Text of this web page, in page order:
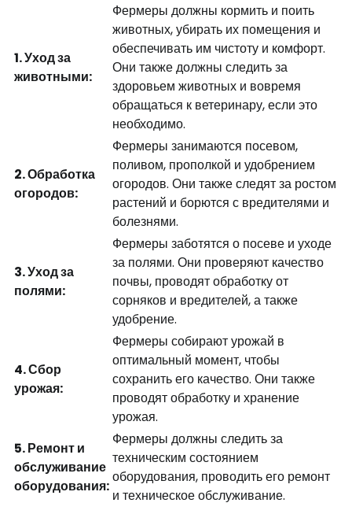
1. Уход за
животными:
Фермеры должны кормить и поить
животных, убирать их помещения и
обеспечивать им чистоту и комфорт.
Они также должны следить за
здоровьем животных и вовремя
обращаться к ветеринару, если это
необходимо.
2. Обработка
огородов:
Фермеры занимаются посевом,
поливом, прополкой и удобрением
огородов. Они также следят за ростом
растений и борются с вредителями и
болезнями.
3. Уход за
полями:
Фермеры заботятся о посеве и уходе
за полями. Они проверяют качество
почвы, проводят обработку от
сорняков и вредителей, а также
удобрение.
4. Сбор
урожая:
Фермеры собирают урожай в
оптимальный момент, чтобы
сохранить его качество. Они также
проводят обработку и хранение
урожая.
5. Ремонт и
обслуживание
оборудования:
Фермеры должны следить за
техническим состоянием
оборудования, проводить его ремонт
и техническое обслуживание.